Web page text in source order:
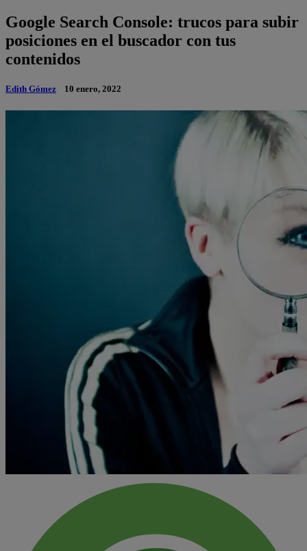
Google Search Console: trucos para subir
posiciones en el buscador con tus
contenidos
Edith Gómez 10 enero, 2022